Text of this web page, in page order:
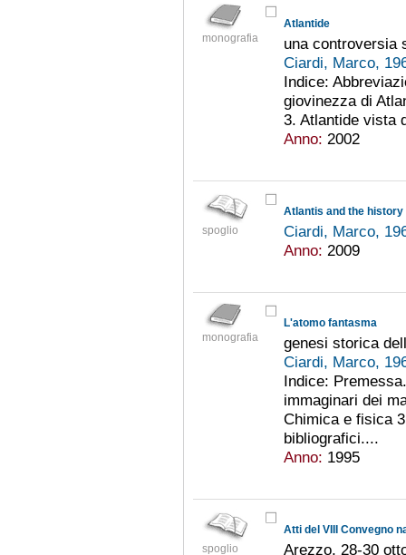
monografia
Atlantide
una controversia
Ciardi, Marco,
Indice:
giovinezza di
3. Atlantide vista
Anno: 2002
spoglio
Atlantis and the
Ciardi, Marco,
Anno: 2009
monografia
L'atomo fantasma
genesi storica
Ciardi, Marco,
Indice:
immaginari dei
Chimica e fisica
bibliografici....
Anno: 1995
spoglio Arezzo, 28-30